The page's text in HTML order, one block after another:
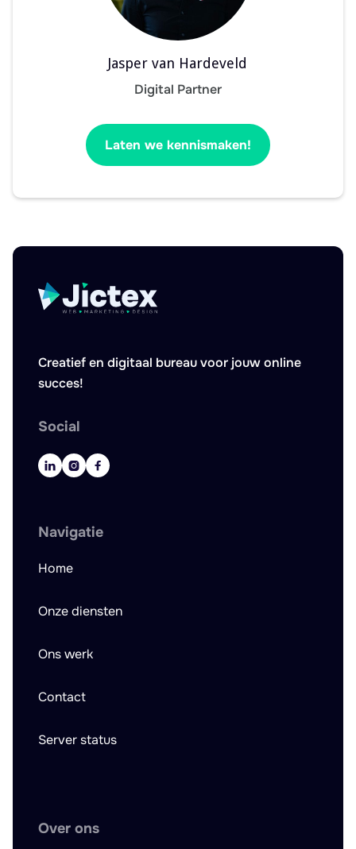
Jasper van Hardeveld
Digital Partner
Laten we kennismaken!
Creatief en digitaal bureau voor jouw online
succes!
Social
  
Navigatie
Home
Onze diensten
Ons werk
Contact
Server status
Over ons